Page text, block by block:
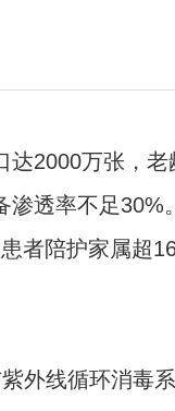
2000万张，
透率不足
者陪护家属超
外线循环消毒